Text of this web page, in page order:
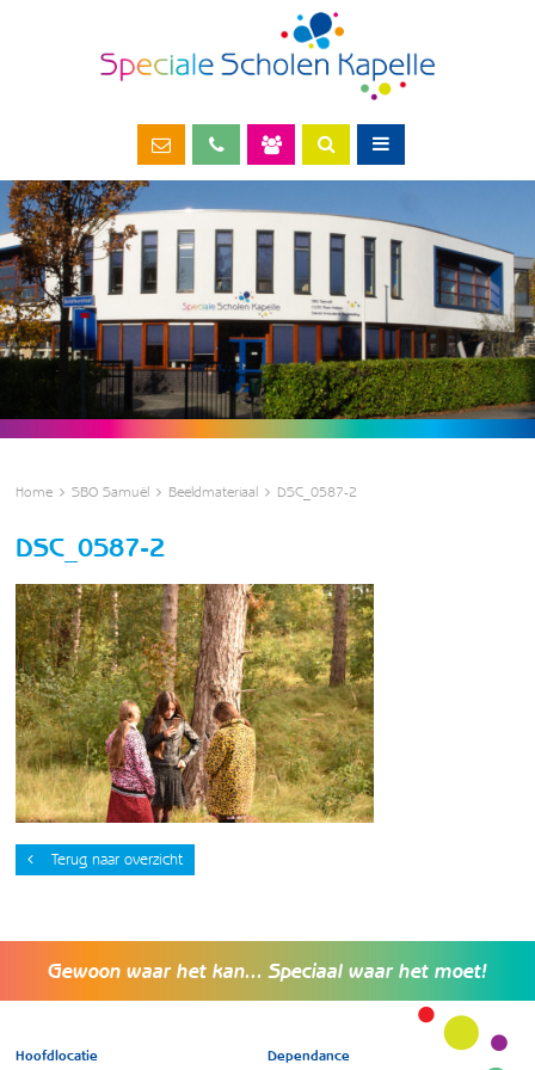
Home SBO Samuël Beeldmateriaal DSC_0587-2
DSC_0587-2
Terug naar overzicht
Gewoon waar het kan... Speciaal waar het moet!
Hoofdlocatie Dependance